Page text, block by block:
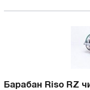
Барабан Riso RZ